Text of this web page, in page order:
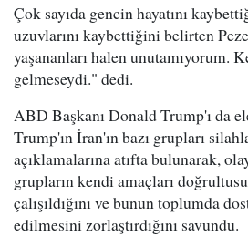
Çok sayıda gencin hayatını
uzuvlarını kaybettiğini belirten
yaşananları halen unutamıyorum.
gelmeseydi." dedi.
ABD Başkanı Donald Trump'ı da
Trump'ın İran'ın bazı grupları
açıklamalarına atıfta bulunarak,
grupların kendi amaçları
çalışıldığını ve bunun toplumda
edilmesini zorlaştırdığını savundu.